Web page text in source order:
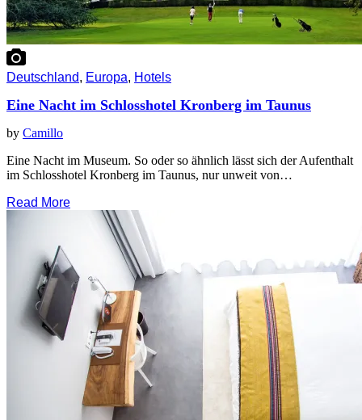
Deutschland, Europa, Hotels
Eine Nacht im Schlosshotel Kronberg im Taunus
by Camillo
Eine Nacht im Museum. So oder so ähnlich lässt sich der Aufenthalt
im Schlosshotel Kronberg im Taunus, nur unweit von…
Read More